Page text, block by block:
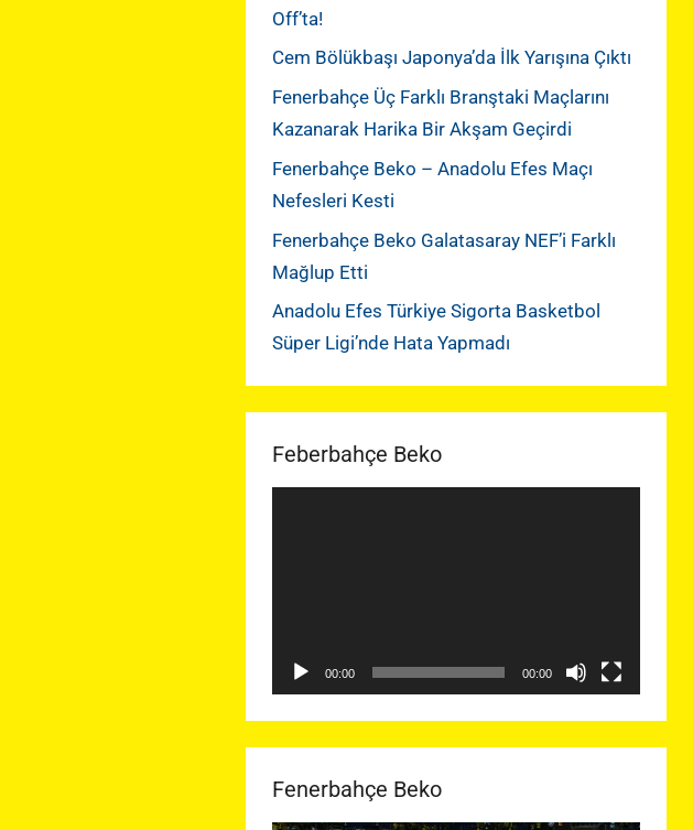
Off’ta!
Cem Bölükbaşı Japonya’da İlk Yarışına Çıktı
Fenerbahçe Üç Farklı Branştaki Maçlarını
Kazanarak Harika Bir Akşam Geçirdi
Fenerbahçe Beko – Anadolu Efes Maçı
Nefesleri Kesti
Fenerbahçe Beko Galatasaray NEF’i Farklı
Mağlup Etti
Anadolu Efes Türkiye Sigorta Basketbol
Süper Ligi’nde Hata Yapmadı
Feberbahçe Beko
00:00 00:00
Fenerbahçe Beko